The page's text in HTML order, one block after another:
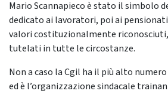
Mario Scannapieco è stato il simbolo
dedicato ai lavoratori, poi ai
valori costituzionalmente riconosciuti,
tutelati in tutte le circostanze.
Non a caso la Cgil ha il più alto
ed è l’organizzazione sindacale